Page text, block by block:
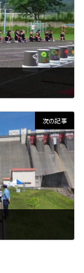
次の記事